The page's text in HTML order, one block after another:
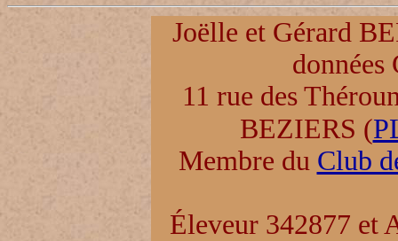
Joëlle et Gérard
données
11 rue des
BEZIERS (
Membre du Club
Éleveur 342877 et